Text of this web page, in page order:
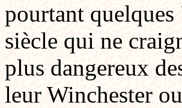
pourtant quelques
siècle qui ne
plus dangereux
leur Winchester